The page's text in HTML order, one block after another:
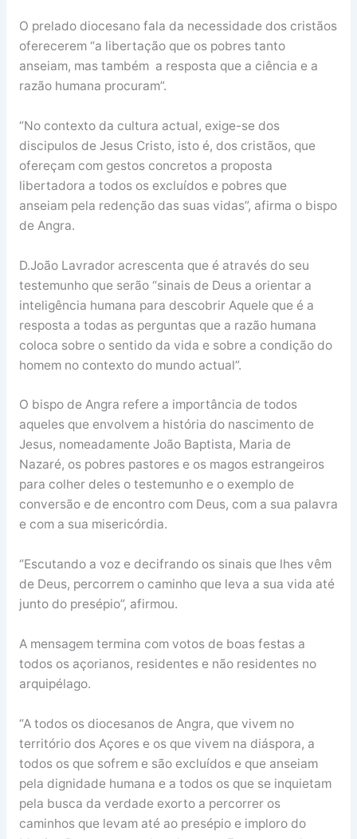
O prelado diocesano fala da necessidade dos cristãos
oferecerem “a libertação que os pobres tanto
anseiam, mas também a resposta que a ciência e a
razão humana procuram”.
“No contexto da cultura actual, exige-se dos
discipulos de Jesus Cristo, isto é, dos cristãos, que
ofereçam com gestos concretos a proposta
libertadora a todos os excluídos e pobres que
anseiam pela redenção das suas vidas”, afirma o bispo
de Angra.
D.João Lavrador acrescenta que é através do seu
testemunho que serão “sinais de Deus a orientar a
inteligência humana para descobrir Aquele que é a
resposta a todas as perguntas que a razão humana
coloca sobre o sentido da vida e sobre a condição do
homem no contexto do mundo actual”.
O bispo de Angra refere a importância de todos
aqueles que envolvem a história do nascimento de
Jesus, nomeadamente João Baptista, Maria de
Nazaré, os pobres pastores e os magos estrangeiros
para colher deles o testemunho e o exemplo de
conversão e de encontro com Deus, com a sua palavra
e com a sua misericórdia.
“Escutando a voz e decifrando os sinais que lhes vêm
de Deus, percorrem o caminho que leva a sua vida até
junto do presépio”, afirmou.
A mensagem termina com votos de boas festas a
todos os açorianos, residentes e não residentes no
arquipélago.
“A todos os diocesanos de Angra, que vivem no
território dos Açores e os que vivem na diáspora, a
todos os que sofrem e são excluídos e que anseiam
pela dignidade humana e a todos os que se inquietam
pela busca da verdade exorto a percorrer os
caminhos que levam até ao presépio e imploro do